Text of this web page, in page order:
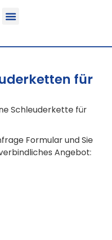
für
Schleuderkette für
Formular und Sie
Angebot: